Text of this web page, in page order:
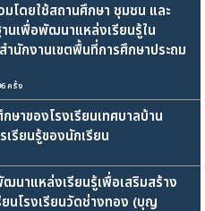
โดยใช้สถานศึกษา ชุมชน และ
นเพื่อพัฒนาแหล่งเรียนรู้ใน
นักงานเขตพื้นที่การศึกษาประถม
ครั้ง
าของโรงเรียนเทศบาลบ้าน
รียนรู้ของนักเรียน
ฒนาแหล่งเรียนรู้เพื่อเสริมสร้าง
นโรงเรียนวัดช่างทอง (บุญ